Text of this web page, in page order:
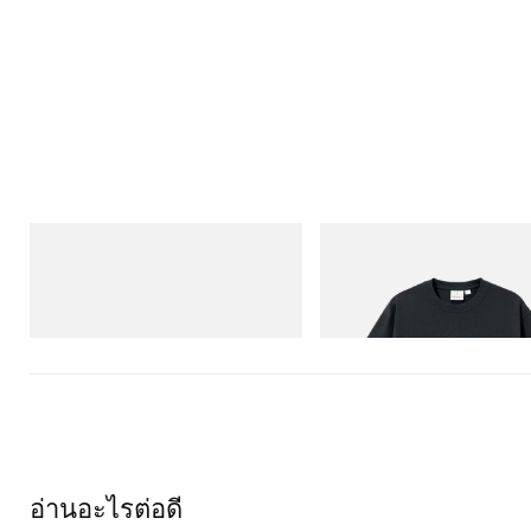
อ่านอะไรต่อดี